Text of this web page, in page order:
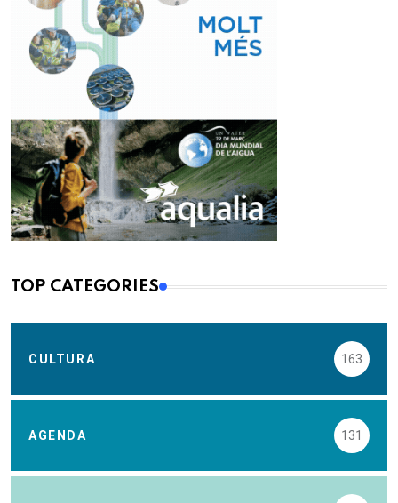
TOP CATEGORIES
CULTURA 163
AGENDA 131